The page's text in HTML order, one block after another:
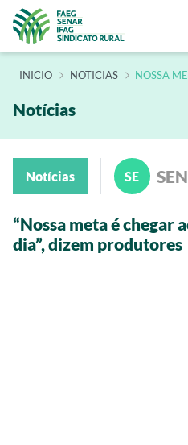
INÍCIO NOTICIAS NOSSA
Notícias
Notícias SE
“Nossa meta é chegar
dia”, dizem produtores